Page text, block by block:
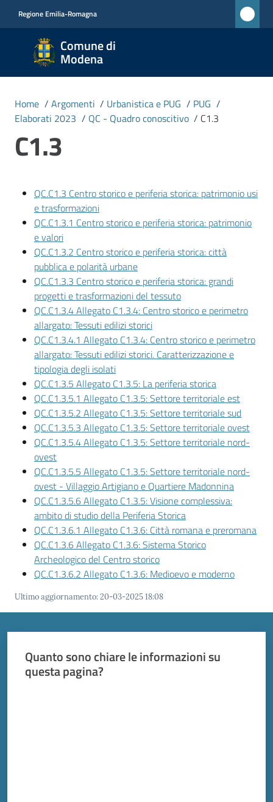
Regione Emilia-Romagna
Comune di
Modena
Comune
di
Modena
CIVICA
MONET
Novità
Servizi
Vivere
Modena
Argomenti
Menu selezionato
Seguici
Home / Argomenti / Urbanistica e PUG / PUG /
Elaborati 2023 / QC - Quadro conoscitivo / C1.3
C1.3
QC.C1.3 Centro storico e periferia storica: patrimonio usi
e trasformazioni
QC.C1.3.1 Centro storico e periferia storica: patrimonio
e valori
QC.C1.3.2 Centro storico e periferia storica: città
pubblica e polarità urbane
QC.C1.3.3 Centro storico e periferia storica: grandi
progetti e trasformazioni del tessuto
QC.C1.3.4 Allegato C1.3.4: Centro storico e perimetro
allargato: Tessuti edilizi storici
QC.C1.3.4.1 Allegato C1.3.4: Centro storico e perimetro
allargato: Tessuti edilizi storici. Caratterizzazione e
tipologia degli isolati
QC.C1.3.5 Allegato C1.3.5: La periferia storica
QC.C1.3.5.1 Allegato C1.3.5: Settore territoriale est
QC.C1.3.5.2 Allegato C1.3.5: Settore territoriale sud
QC.C1.3.5.3 Allegato C1.3.5: Settore territoriale ovest
QC.C1.3.5.4 Allegato C1.3.5: Settore territoriale nord-
ovest
QC.C1.3.5.5 Allegato C1.3.5: Settore territoriale nord-
ovest - Villaggio Artigiano e Quartiere Madonnina
QC.C1.3.5.6 Allegato C1.3.5: Visione complessiva:
ambito di studio della Periferia Storica
QC.C1.3.6.1 Allegato C1.3.6: Città romana e preromana
QC.C1.3.6 Allegato C1.3.6: Sistema Storico
Archeologico del Centro storico
QC.C1.3.6.2 Allegato C1.3.6: Medioevo e moderno
Ultimo aggiornamento:20-03-2025 18:08
Quanto sono chiare le informazioni su
questa pagina?